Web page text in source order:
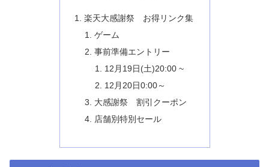
楽天大感謝祭 お得リンク集
ゲーム
事前準備エントリー
12月19日(土)20:00 ~
12月20日0:00～
大感謝祭 割引クーポン
店舗別特別セール